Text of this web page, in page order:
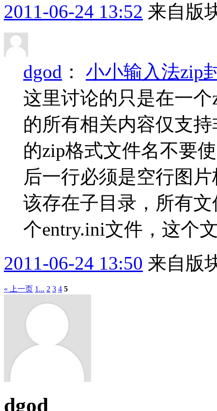
2011-06-24 13:52 来自版
dgod ： 小小输入法zip
这里讨论的只是在一
的所有相关内容仅支
的zip格式文件名不要
后一行必须是空行图
该存在子目录，所有
个entry.ini文件，这个
2011-06-24 13:50 来自版
« 上一页 1... 2 3 4 5
dgod